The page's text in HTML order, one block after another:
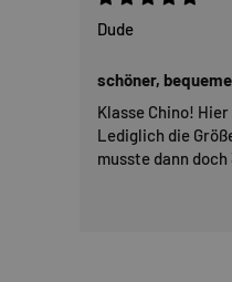
Dude
schöner,
Klasse Chino!
Lediglich die
musste dann